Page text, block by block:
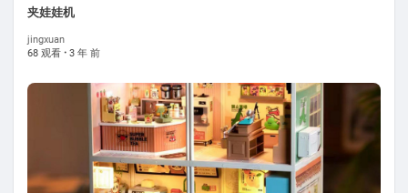
夹娃娃机
jingxuan
68 观看 · 3 年 前